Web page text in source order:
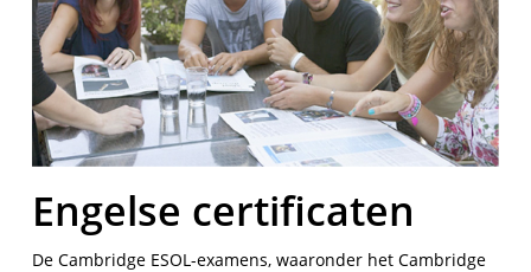
Engelse certificaten
De Cambridge ESOL-examens, waaronder het Cambridge